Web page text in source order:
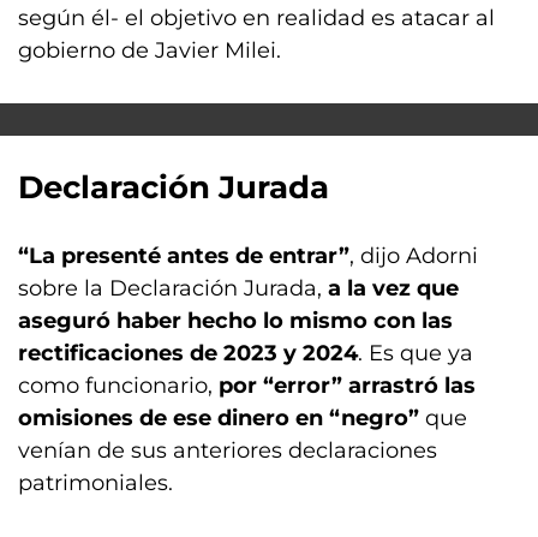
según él- el objetivo en realidad es atacar al
gobierno de Javier Milei.
Declaración Jurada
“La presenté antes de entrar”, dijo Adorni
sobre la Declaración Jurada, a la vez que
aseguró haber hecho lo mismo con las
rectificaciones de 2023 y 2024. Es que ya
como funcionario, por “error” arrastró las
omisiones de ese dinero en “negro” que
venían de sus anteriores declaraciones
patrimoniales.